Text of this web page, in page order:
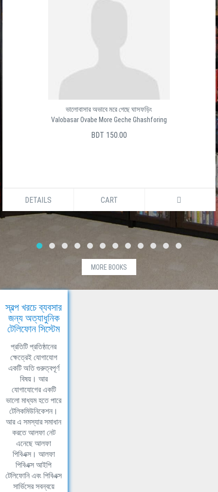
ভালোবাসার অভাবে মরে গেছে ঘাসফড়িং
Valobasar Ovabe More Geche Ghashforing
BDT 150.00
DETAILS CART
MORE BOOKS
স্বল্প খরচে ব্যবসার
জন্য অত্যাধুনিক
টেলিফোন সিস্টেম
প্রতিটি প্রতিষ্ঠানের
ক্ষেত্রেই যোগাযোগ
একটি অতি গুরুত্বপূর্ণ
বিষয়। আর
যোগাযোগের একটি
ভালো মাধ্যম হতে পারে
টেলিকমিউনিকেশন।
আর এ সমস্যার সমাধান
করতে আলফা নেট
এনেছে আলফা
পিবিএক্স। আলফা
পিবিএক্স আইপি
টেলিফোনি এবং পিবিএক্স
সার্ভিসের সবন্বয়ে